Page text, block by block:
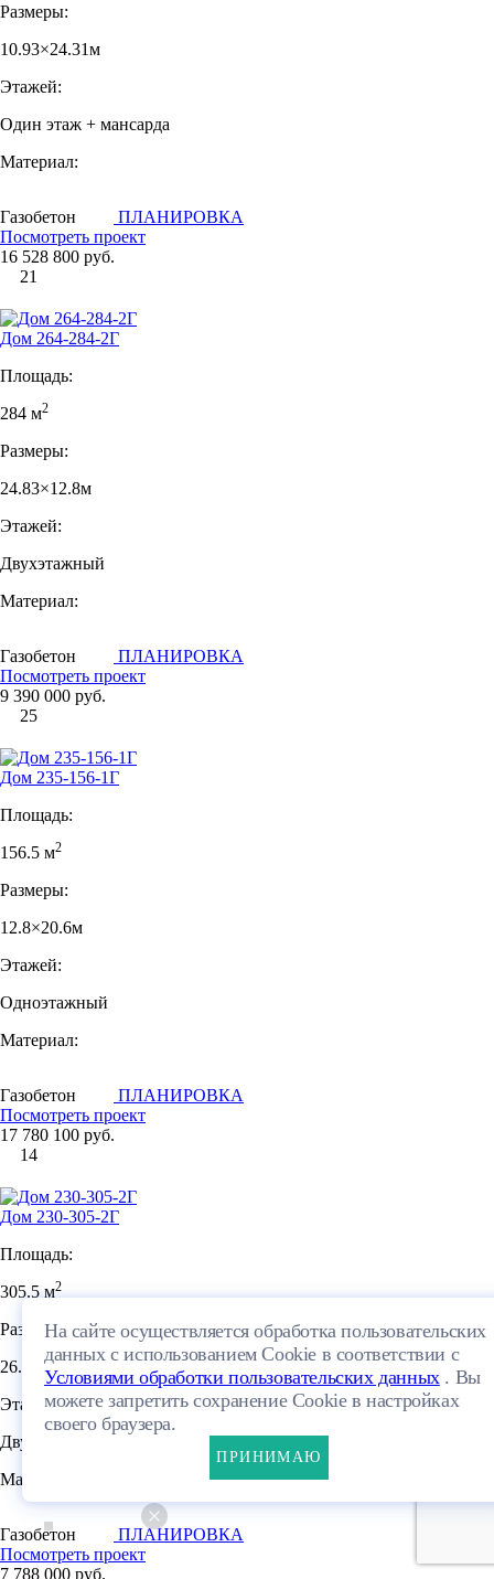
Размеры:
10.93×24.31м
Этажей:
Один этаж + мансарда
Материал:
Газобетон
ПЛАНИРОВКА
Посмотреть проект
16 528 800 руб.
21
Дом 264-284-2Г
Площадь:
284 м2
Размеры:
24.83×12.8м
Этажей:
Двухэтажный
Материал:
Газобетон
ПЛАНИРОВКА
Посмотреть проект
9 390 000 руб.
25
Дом 235-156-1Г
Площадь:
156.5 м2
Размеры:
12.8×20.6м
Этажей:
Одноэтажный
Материал:
Газобетон
ПЛАНИРОВКА
Посмотреть проект
17 780 100 руб.
14
Дом 230-305-2Г
Площадь:
305.5 м2
Размеры:
26.35×8.8м
Этажей:
Двухэтажный
Материал:
Газобетон
ПЛАНИРОВКА
Посмотреть проект
7 788 000 руб.
На сайте осуществляется обработка пользовательских
данных с использованием Cookie в соответствии с
Условиями обработки пользовательских данных. Вы
можете запретить сохранение Cookie в настройках
своего браузера.
ПРИНИМАЮ